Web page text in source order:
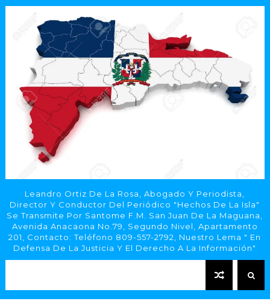
Leandro Ortiz De La Rosa, Abogado Y Periodista,
Director Y Conductor Del Periódico "Hechos De La Isla"
Se Transmite Por Santome F.M. San Juan De La Maguana,
Avenida Anacaona No.79, Segundo Nivel, Apartamento
201, Contacto: Teléfono 809-557-2792, Nuestro Lema " En
Defensa De La Justicia Y El Derecho A La Información"